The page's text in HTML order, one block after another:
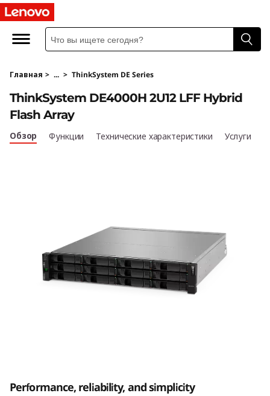
T
h
n
k
S
0
Главная > ... > ThinkSystem DE Series
ThinkSystem DE4000H 2U12 LFF Hybrid
Flash Array
Обзор Функции Технические характеристики Услуги
Performance, reliability, and simplicity